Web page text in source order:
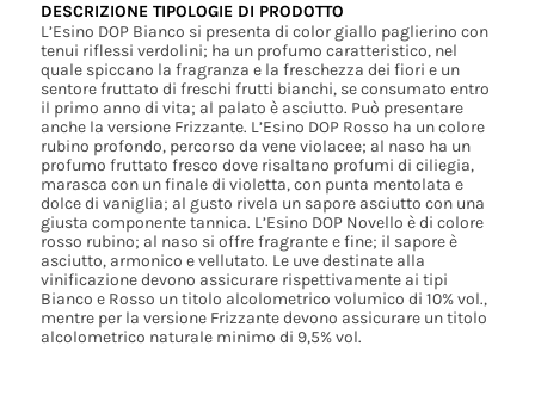
DESCRIZIONE TIPOLOGIE DI PRODOTTO
L’Esino DOP Bianco si presenta di color giallo paglierino con
tenui riflessi verdolini; ha un profumo caratteristico, nel
quale spiccano la fragranza e la freschezza dei fiori e un
sentore fruttato di freschi frutti bianchi, se consumato entro
il primo anno di vita; al palato è asciutto. Può presentare
anche la versione Frizzante. L’Esino DOP Rosso ha un colore
rubino profondo, percorso da vene violacee; al naso ha un
profumo fruttato fresco dove risaltano profumi di ciliegia,
marasca con un finale di violetta, con punta mentolata e
dolce di vaniglia; al gusto rivela un sapore asciutto con una
giusta componente tannica. L’Esino DOP Novello è di colore
rosso rubino; al naso si offre fragrante e fine; il sapore è
asciutto, armonico e vellutato. Le uve destinate alla
vinificazione devono assicurare rispettivamente ai tipi
Bianco e Rosso un titolo alcolometrico volumico di 10% vol.,
mentre per la versione Frizzante devono assicurare un titolo
alcolometrico naturale minimo di 9,5% vol.